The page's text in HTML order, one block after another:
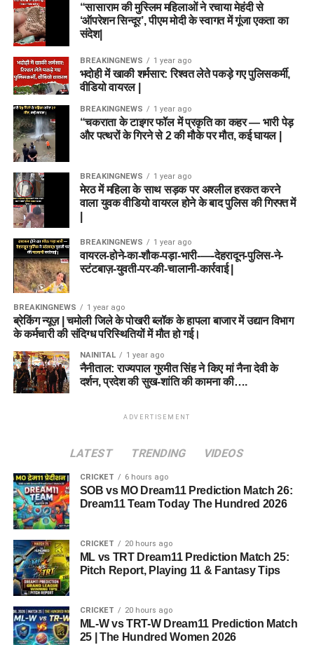
“सासाराम की मुस्लिम महिलाओं ने रचाया मेहंदी से
‘ऑपरेशन सिन्दूर’, पीएम मोदी के स्वागत में गूंजा एकता का
संदेश|
BREAKINGNEWS 1 year ago
भदोही में खाकी शर्मसार: रिश्वत लेते पकड़े गए पुलिसकर्मी,
वीडियो वायरल |
BREAKINGNEWS 1 year ago
“चकराता के टाइगर फॉल में प्रकृति का कहर — भारी पेड़
और पत्थरों के गिरने से 2 की मौके पर मौत, कई घायल |
BREAKINGNEWS 1 year ago
मेरठ में महिला के साथ सड़क पर अश्लील हरकत करने
वाला युवक वीडियो वायरल होने के बाद पुलिस की गिरफ्त में
BREAKINGNEWS 1 year ago
वायरल-होने-का-शौक-पड़ा-भारी-—-देहरादून-पुलिस-ने-
स्टंटबाज़-युवती-पर-की-चालानी-कार्रवाई |
BREAKINGNEWS 1 year ago
ब्रेकिंग न्यूज़ | चमोली जिले के पोखरी ब्लॉक के हापला बाजार में उद्यान विभाग
के कर्मचारी की संदिग्ध परिस्थितियों में मौत हो गई।
NAINITAL 1 year ago
नैनीताल: राज्यपाल गुरमीत सिंह ने किए मां नैना देवी के
दर्शन, प्रदेश की सुख-शांति की कामना की….
ADVERTISEMENT
LATEST TRENDING VIDEOS
CRICKET 6 hours ago
SOB vs MO Dream11 Prediction Match 26:
Dream11 Team Today The Hundred 2026
CRICKET 20 hours ago
ML vs TRT Dream11 Prediction Match 25:
Pitch Report, Playing 11 & Fantasy Tips
CRICKET 20 hours ago
ML-W vs TRT-W Dream11 Prediction Match
25 | The Hundred Women 2026